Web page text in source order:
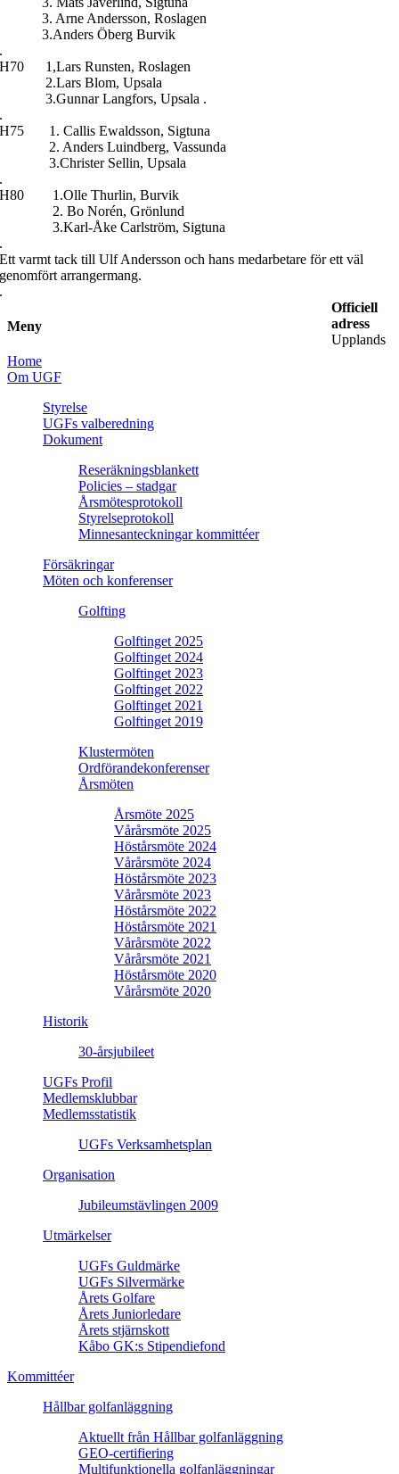
3. Arne Andersson, Roslagen
3.Anders Öberg Burvik
.
H70 1,Lars Runsten, Roslagen
2.Lars Blom, Upsala
3.Gunnar Langfors, Upsala .
.
H75 1. Callis Ewaldsson, Sigtuna
2. Anders Luindberg, Vassunda
3.Christer Sellin, Upsala
.
H80 1.Olle Thurlin, Burvik
2. Bo Norén, Grönlund
3.Karl-Åke Carlström, Sigtuna
.
Ett varmt tack till Ulf Andersson och hans medarbetare för ett väl
genomfört arrangermang.
.
Meny
Home
Om UGF
Styrelse
UGFs valberedning
Dokument
Reseräkningsblankett
Policies – stadgar
Årsmötesprotokoll
Styrelseprotokoll
Minnesanteckningar kommittéer
Försäkringar
Möten och konferenser
Golfting
Golftinget 2025
Golftinget 2024
Golftinget 2023
Golftinget 2022
Golftinget 2021
Golftinget 2019
Klustermöten
Ordförandekonferenser
Årsmöten
Årsmöte 2025
Vårårsmöte 2025
Höstårsmöte 2024
Vårårsmöte 2024
Höstårsmöte 2023
Vårårsmöte 2023
Höstårsmöte 2022
Höstårsmöte 2021
Vårårsmöte 2022
Vårårsmöte 2021
Höstårsmöte 2020
Vårårsmöte 2020
Historik
30-årsjubileet
UGFs Profil
Medlemsklubbar
Medlemsstatistik
UGFs Verksamhetsplan
Organisation
Jubileumstävlingen 2009
Utmärkelser
UGFs Guldmärke
UGFs Silvermärke
Årets Golfare
Årets Juniorledare
Årets stjärnskott
Kåbo GK:s Stipendiefond
Kommittéer
Hållbar golfanläggning
Aktuellt från Hållbar golfanläggning
GEO-certifiering
Multifunktionella golfanläggningar
Officiell
adress
Upplands